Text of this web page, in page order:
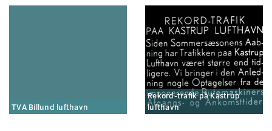
TVA Billund lufthavn
Rekord-trafik på Kastrup
lufthavn